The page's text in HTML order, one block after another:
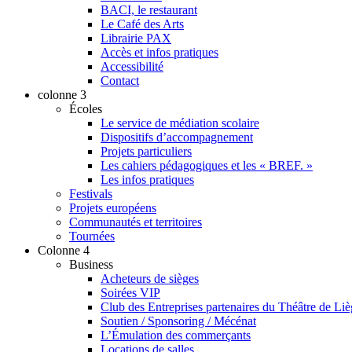
BACI, le restaurant
Le Café des Arts
Librairie PAX
Accès et infos pratiques
Accessibilité
Contact
colonne 3
Écoles
Le service de médiation scolaire
Dispositifs d’accompagnement
Projets particuliers
Les cahiers pédagogiques et les « BREF. »
Les infos pratiques
Festivals
Projets européens
Communautés et territoires
Tournées
Colonne 4
Business
Acheteurs de sièges
Soirées VIP
Club des Entreprises partenaires du Théâtre de
Soutien / Sponsoring / Mécénat
L’Émulation des commerçants
Locations de salles